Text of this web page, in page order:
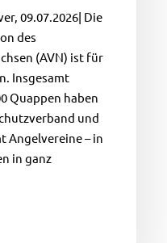
09.07.2026| Die
des
(AVN) ist für
Insgesamt
Quappen haben
und
Angelvereine – in
in ganz